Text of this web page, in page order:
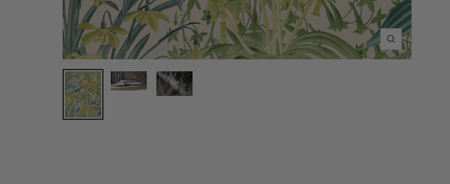
Inzoomen